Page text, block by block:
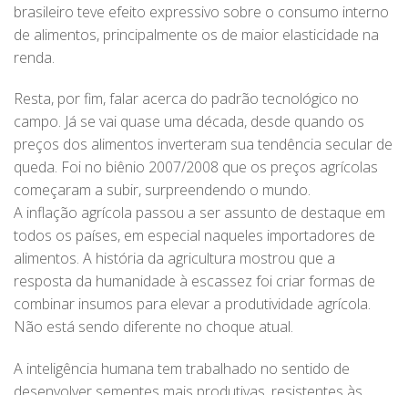
brasileiro teve efeito expressivo sobre o consumo interno
de alimentos, principalmente os de maior elasticidade na
renda.
Resta, por fim, falar acerca do padrão tecnológico no
campo. Já se vai quase uma década, desde quando os
preços dos alimentos inverteram sua tendência secular de
queda. Foi no biênio 2007/2008 que os preços agrícolas
começaram a subir, surpreendendo o mundo.
A inflação agrícola passou a ser assunto de destaque em
todos os países, em especial naqueles importadores de
alimentos. A história da agricultura mostrou que a
resposta da humanidade à escassez foi criar formas de
combinar insumos para elevar a produtividade agrícola.
Não está sendo diferente no choque atual.
A inteligência humana tem trabalhado no sentido de